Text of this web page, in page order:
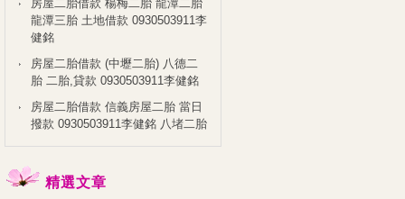
房屋二胎借款 楊梅二胎 龍潭二胎
龍潭三胎 土地借款 0930503911李
健銘
房屋二胎借款 (中壢二胎) 八德二
胎 二胎,貸款 0930503911李健銘
房屋二胎借款 信義房屋二胎 當日
撥款 0930503911李健銘 八堵二胎
精選文章